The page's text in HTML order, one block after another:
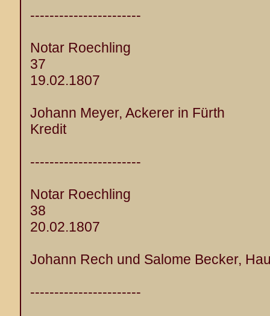
-----------------------
Notar Roechling
37
19.02.1807
Johann Meyer, Ackerer in Fürth
Kredit
-----------------------
Notar Roechling
38
20.02.1807
Johann Rech und Salome Becker,
-----------------------